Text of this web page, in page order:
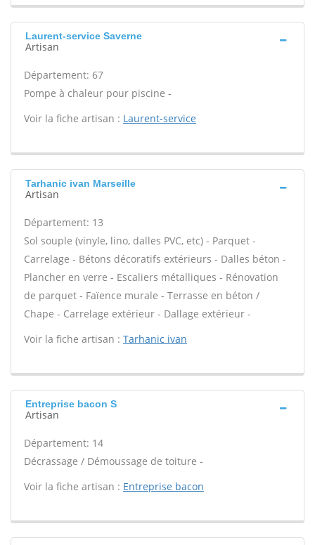
Laurent-service Saverne
Artisan
Département: 67
Pompe à chaleur pour piscine -
Voir la fiche artisan : Laurent-service
Tarhanic ivan Marseille
Artisan
Département: 13
Sol souple (vinyle, lino, dalles PVC, etc) - Parquet -
Carrelage - Bétons décoratifs extérieurs - Dalles béton -
Plancher en verre - Escaliers métalliques - Rénovation
de parquet - Faïence murale - Terrasse en béton /
Chape - Carrelage extérieur - Dallage extérieur -
Voir la fiche artisan : Tarhanic ivan
Entreprise bacon S
Artisan
Département: 14
Décrassage / Démoussage de toiture -
Voir la fiche artisan : Entreprise bacon